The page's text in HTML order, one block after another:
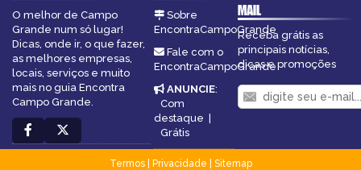
O melhor de Campo
Grande num só lugar!
Dicas, onde ir, o que fazer,
as melhores empresas,
locais, serviços e muito
mais no guia Encontra
Campo Grande.
Sobre
EncontraCampoGrande
Fale com o
EncontraCampoGrande
ANUNCIE:
Com
destaque |
Grátis
MAIL
Receba grátis as
principais notícias,
dicas e promoções
Termos| Privacidade
Sitemap